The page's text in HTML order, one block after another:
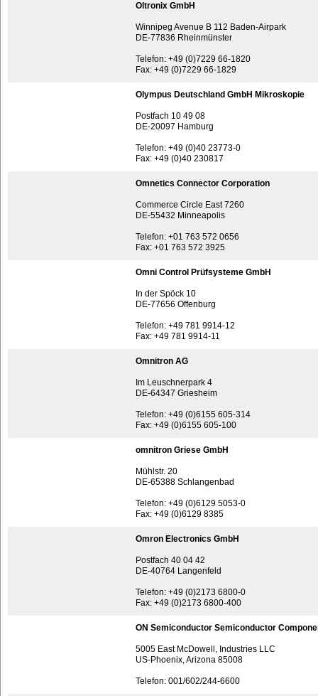
Oltronix GmbH
Winnipeg Avenue B 112 Baden-Airpark
DE-77836 Rheinmünster
Telefon: +49 (0)7229 66-1820
Fax: +49 (0)7229 66-1829
Olympus Deutschland GmbH Mikroskopie
Postfach 10 49 08
DE-20097 Hamburg
Telefon: +49 (0)40 23773-0
Fax: +49 (0)40 230817
Omnetics Connector Corporation
Commerce Circle East 7260
DE-55432 Minneapolis
Telefon: +01 763 572 0656
Fax: +01 763 572 3925
Omni Control Prüfsysteme GmbH
In der Spöck 10
DE-77656 Offenburg
Telefon: +49 781 9914-12
Fax: +49 781 9914-11
Omnitron AG
Im Leuschnerpark 4
DE-64347 Griesheim
Telefon: +49 (0)6155 605-314
Fax: +49 (0)6155 605-100
omnitron Griese GmbH
Mühlstr. 20
DE-65388 Schlangenbad
Telefon: +49 (0)6129 5053-0
Fax: +49 (0)6129 8385
Omron Electronics GmbH
Postfach 40 04 42
DE-40764 Langenfeld
Telefon: +49 (0)2173 6800-0
Fax: +49 (0)2173 6800-400
ON Semiconductor Semiconductor
5005 East McDowell, Industries LLC
US-Phoenix, Arizona 85008
Telefon: 001/602/244-6600